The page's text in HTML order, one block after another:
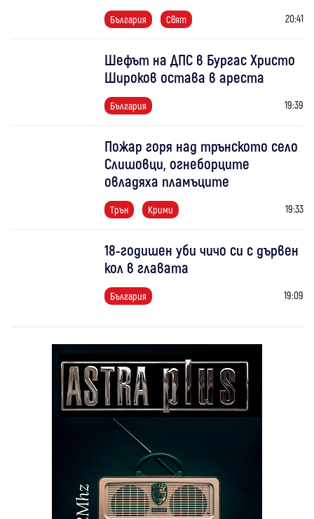
България Свят 20:41
Шефът на ДПС в Бургас Христо
Широков остава в ареста
България 19:39
Пожар горя над трънското село
Слишовци, огнеборците
овладяха пламъците
Трън Крими 19:33
18-годишен уби чичо си с дървен
кол в главата
България 19:09